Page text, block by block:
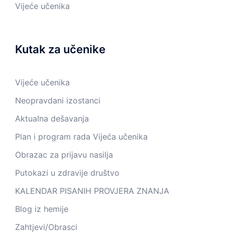
Vijeće učenika
Kutak za učenike
Vijeće učenika
Neopravdani izostanci
Aktualna dešavanja
Plan i program rada Vijeća učenika
Obrazac za prijavu nasilja
Putokazi u zdravije društvo
KALENDAR PISANIH PROVJERA ZNANJA
Blog iz hemije
Zahtjevi/Obrasci